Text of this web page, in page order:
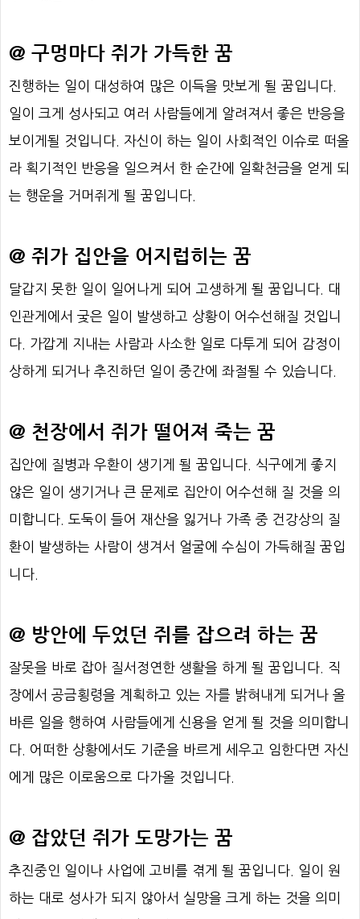
@ 구멍마다 쥐가 가득한 꿈
진행하는 일이 대성하여 많은 이득을 맛보게 될 꿈입니다.
일이 크게 성사되고 여러 사람들에게 알려져서 좋은 반응을
보이게될 것입니다. 자신이 하는 일이 사회적인 이슈로 떠올
라 획기적인 반응을 일으켜서 한 순간에 일확천금을 얻게 되
는 행운을 거머쥐게 될 꿈입니다.
@ 쥐가 집안을 어지럽히는 꿈
달갑지 못한 일이 일어나게 되어 고생하게 될 꿈입니다. 대
인관게에서 궂은 일이 발생하고 상황이 어수선해질 것입니
다. 가깝게 지내는 사람과 사소한 일로 다투게 되어 감정이
상하게 되거나 추진하던 일이 중간에 좌절될 수 있습니다.
@ 천장에서 쥐가 떨어져 죽는 꿈
집안에 질병과 우환이 생기게 될 꿈입니다. 식구에게 좋지
않은 일이 생기거나 큰 문제로 집안이 어수선해 질 것을 의
미합니다. 도둑이 들어 재산을 잃거나 가족 중 건강상의 질
환이 발생하는 사람이 생겨서 얼굴에 수심이 가득해질 꿈입
니다.
@ 방안에 두었던 쥐를 잡으려 하는 꿈
잘못을 바로 잡아 질서정연한 생활을 하게 될 꿈입니다. 직
장에서 공금횡령을 계획하고 있는 자를 밝혀내게 되거나 올
바른 일을 행하여 사람들에게 신용을 얻게 될 것을 의미합니
다. 어떠한 상황에서도 기준을 바르게 세우고 임한다면 자신
에게 많은 이로움으로 다가올 것입니다.
@ 잡았던 쥐가 도망가는 꿈
추진중인 일이나 사업에 고비를 겪게 될 꿈입니다. 일이 원
하는 대로 성사가 되지 않아서 실망을 크게 하는 것을 의미